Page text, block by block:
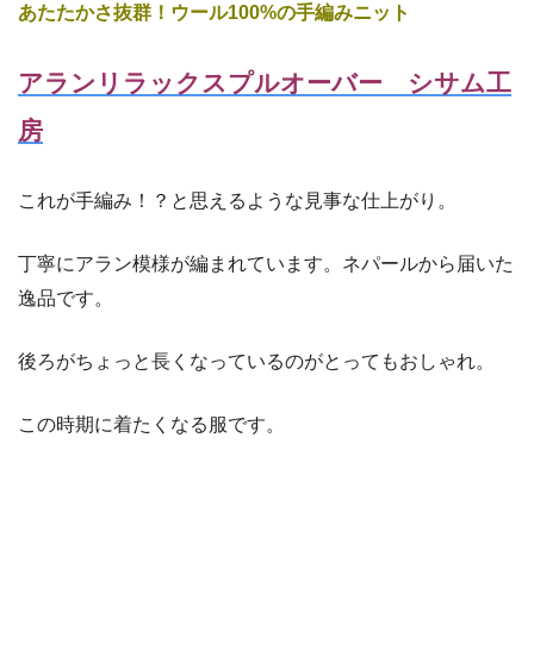
あたたかさ抜群！ウール100%の手編みニット
アランリラックスプルオーバー シサム工
房
これが手編み！？と思えるような見事な仕上がり。
丁寧にアラン模様が編まれています。ネパールから届いた
逸品です。
後ろがちょっと長くなっているのがとってもおしゃれ。
この時期に着たくなる服です。